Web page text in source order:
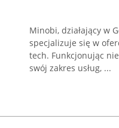
Minobi, działający w
specjalizuje się w
tech. Funkcjonując
swój zakres usług, ...